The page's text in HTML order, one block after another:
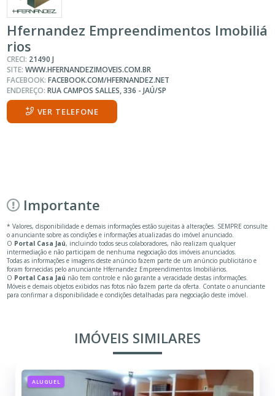
Hfernandez Empreendimentos Imobiliá
rios
CRECI: 21490 J
SITE:WWW.HFERNANDEZIMOVEIS.COM.BR
FACEBOOK:FACEBOOK.COM/HFERNANDEZ.NET
ENDEREÇO:RUA CAMPOS SALLES, 336 - JAÚ/SP
VER TELEFONE
Importante
* Valores, disponibilidade e demais informações estão sujeitas à alterações. SEMPRE consulte
o anunciante sobre as condições e informações atualizadas do imóvel anunciado.
O Portal Casa Jaú, incluindo todos seus colaboradores, não realizam qualquer
intermediação e não participam de nenhuma negociação dos imóveis anunciados.
Todas as informações e imagens deste anúncio fazem parte de um anúncio publicitário e
foram fornecidas pelo anunciante Hfernandez Empreendimentos Imobiliários.
O Portal Casa Jaú não tem controle e não garante a veracidade destas informações.
Móveis e demais objetos exibidos nas fotos não fazem parte da oferta. Contate o anunciante
para confirmar a disponibilidade e condições detalhadas para negociação deste imóvel.
IMÓVEIS SIMILARES
ALUGUEL